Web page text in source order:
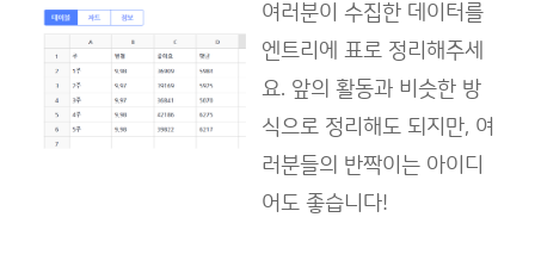
여러분이 수집한 데이터를
엔트리에 표로 정리해주세
요. 앞의 활동과 비슷한 방
식으로 정리해도 되지만, 여
러분들의 반짝이는 아이디
어도 좋습니다!